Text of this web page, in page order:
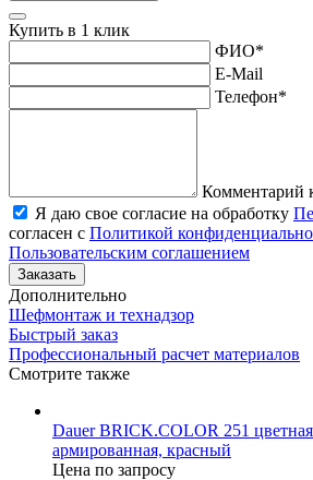
Купить в 1 клик
ФИО*
E-Mail
Телефон*
Комментарий
Я даю свое согласие на обработку
согласен с Политикой
Пользовательским соглашением
Заказать
Дополнительно
Шефмонтаж и технадзор
Быстрый заказ
Профессиональный расчет материалов
Смотрите также
Dauer BRICK.COLOR 251 цветная
армированная, красный
Цена по запросу